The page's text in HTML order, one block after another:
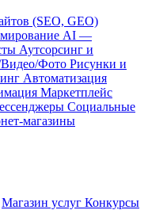
(SEO, GEO)
AI —
Аутсорсинг и
Фото Рисунки и
Автоматизация
Маркетплейс
Социальные
магазины
Магазин услуг Конкурсы